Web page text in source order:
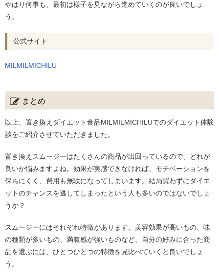
やはり何事も、最初は様子を見ながら進めていくのが良いでしょ
う。
公式サイト
MILMILMICHILU
まとめ
以上、置き換えダイエット食品MILMILMICHILUでのダイエット体験
談をご紹介させていただきました。
置き換えスムージーはたくさんの商品が出回っているので、どれが
良いか悩みますよね。効果が実感できなければ、モチベーションを
保ちにくく、費用も無駄になってしまいます。結局買わずにダイエ
ットのチャンスを逃してしまったという人も多いのではないでしょ
うか？
スムージーにはそれぞれ特徴があります。美容効果が高いもの、味
の種類が多いもの、満腹感が強いものなど。自分の好みに合った商
品を選ぶには、ひとつひとつの特徴を見比べていくと良いでしょ
う。